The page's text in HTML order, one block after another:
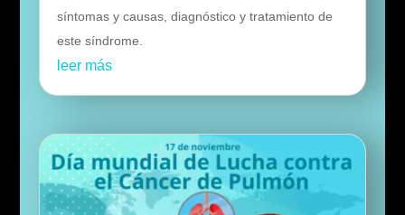
síntomas y causas, diagnóstico y tratamiento de
este síndrome.
leer más